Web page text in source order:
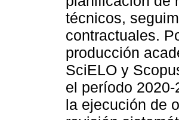
técnicos,
contractuales.
producción
SciELO y
el período
la ejecución de